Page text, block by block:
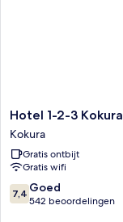
Hotel
1-
2-
3
Kokura
Kokura
Hotel 1-2-3 Kokura
Kokura
Gratis ontbijt
Gratis wifi
7.4
van
7,4 Goed
542 beoordelingen